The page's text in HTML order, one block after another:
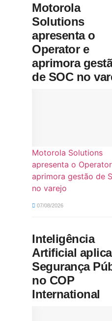
Motorola
Solutions
apresenta o
Operator e
aprimora
de SOC no
Motorola Solutions
apresenta o
aprimora gestão de
no varejo
07/08/2026
Inteligência
Artificial
Segurança
no COP
International